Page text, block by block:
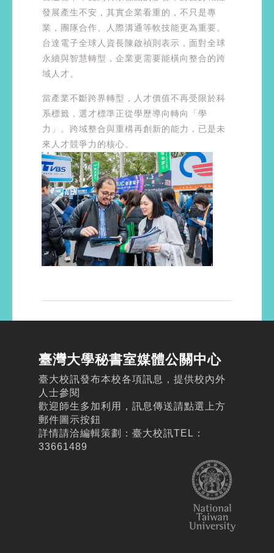
發展產生不安，其實企業看重的，不只是專
業，團隊合作、人際溝通等軟技能更為重要。
台達電子全球人資長陳啟禎則表示，面對全球
永續與智慧轉型，企業更需要能橫向整合的跨
域人才。
當產業不斷跨界轉型，人才價值不再受限於科
系標籤，選才標準正從學歷導向轉向「學
力」。跨域整合與重構再創新的能力，已是未
來人才競爭力的核心。
臺灣大學秘書室媒體公關中心
臺大校訊發布本校各項訊息，提供校內外
人士參閱
歡迎師生多加利用，訊息傳送請點選上方
郵件圖示按鈕
詳情請洽編輯策劃：臺大校訊TEL：
33661489